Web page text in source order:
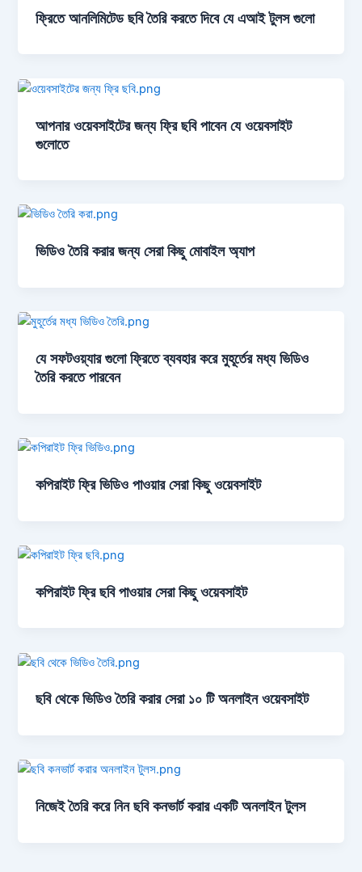
ফ্রিতে আনলিমিটেড ছবি তৈরি করতে দিবে যে এআই টুলস গুলো
আপনার ওয়েবসাইটের জন্য ফ্রি ছবি পাবেন যে ওয়েবসাইট
গুলোতে
ভিডিও তৈরি করার জন্য সেরা কিছু মোবাইল অ্যাপ
যে সফটওয়্যার গুলো ফ্রিতে ব্যবহার করে মুহূর্তের মধ্য ভিডিও
তৈরি করতে পারবেন
কপিরাইট ফ্রি ভিডিও পাওয়ার সেরা কিছু ওয়েবসাইট
কপিরাইট ফ্রি ছবি পাওয়ার সেরা কিছু ওয়েবসাইট
ছবি থেকে ভিডিও তৈরি করার সেরা ১০ টি অনলাইন ওয়েবসাইট
নিজেই তৈরি করে নিন ছবি কনভার্ট করার একটি অনলাইন টুলস